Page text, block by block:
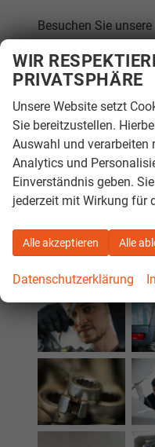
Besuchen Sie
können.
Wir freuen uns auf
Ihr Autohaus in
WIR
PRIVATSPHÄRE
Unsere Website setzt
Sie bereitzustellen.
Auswahl und verarbeiten
Analytics und
Einverständnis geben.
jederzeit mit Wirkung für
Alle akzeptieren Alle
Datenschutzerklärung